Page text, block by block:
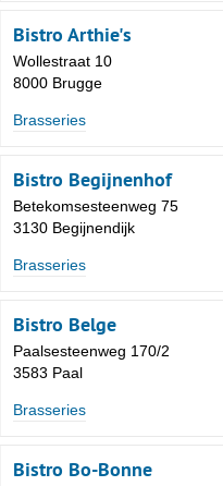
Bistro Arthie's
Wollestraat 10
8000 Brugge
Brasseries
Bistro Begijnenhof
Betekomsesteenweg 75
3130 Begijnendijk
Brasseries
Bistro Belge
Paalsesteenweg 170/2
3583 Paal
Brasseries
Bistro Bo-Bonne